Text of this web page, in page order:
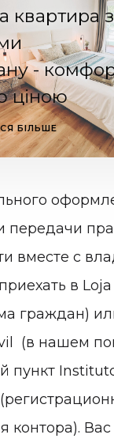
квартира
-
ціною
БІЛЬШЕ
передачи
вместе с
в
граждан)
(в нашем
пункт
контора).